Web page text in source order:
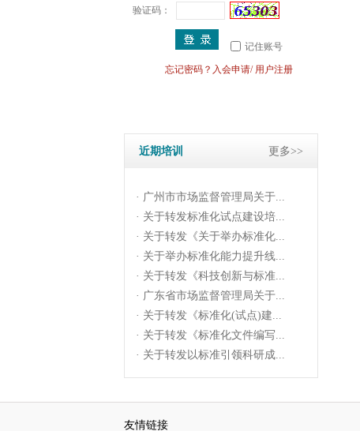
验证码：
记住账号
忘记密码？ 入会申请/ 用户注册
更多>>
近期培训
· 关于举办标准化能力提升线...
· 关于转发《标准化(试点)建...
· 关于转发《标准化文件编写...
· 广州市市场监督管理局关于...
· 关于转发标准化试点建设培...
· 关于转发《关于举办标准化...
· 关于举办标准化能力提升线...
· 关于转发《科技创新与标准...
· 广东省市场监督管理局关于...
· 关于转发《标准化(试点)建...
· 关于转发《标准化文件编写...
· 关于转发以标准引领科研成...
· 关于举办标准化能力提升线...
友情链接